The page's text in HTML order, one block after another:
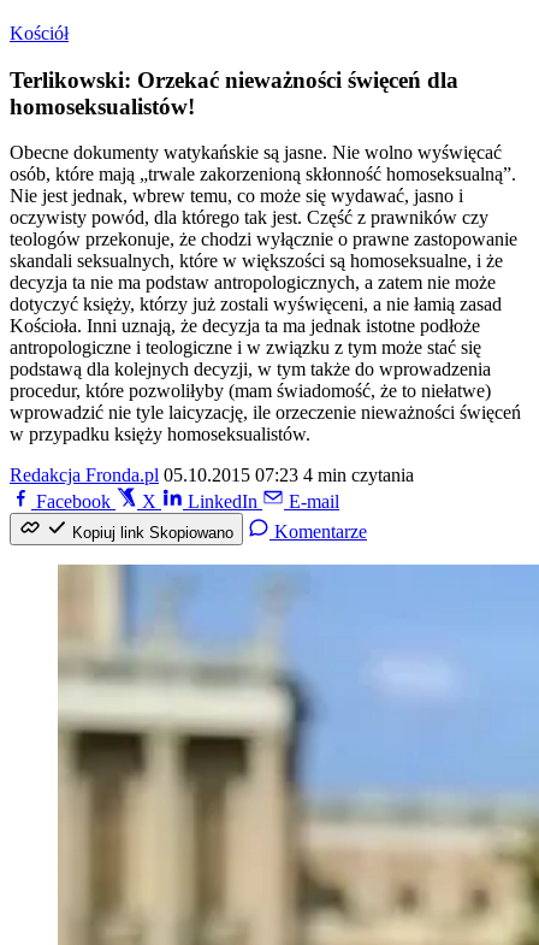
Kościół
Terlikowski: Orzekać nieważności święceń dla
homoseksualistów!
Obecne dokumenty watykańskie są jasne. Nie wolno wyświęcać
osób, które mają „trwale zakorzenioną skłonność homoseksualną”.
Nie jest jednak, wbrew temu, co może się wydawać, jasno i
oczywisty powód, dla którego tak jest. Część z prawników czy
teologów przekonuje, że chodzi wyłącznie o prawne zastopowanie
skandali seksualnych, które w większości są homoseksualne, i że
decyzja ta nie ma podstaw antropologicznych, a zatem nie może
dotyczyć księży, którzy już zostali wyświęceni, a nie łamią zasad
Kościoła. Inni uznają, że decyzja ta ma jednak istotne podłoże
antropologiczne i teologiczne i w związku z tym może stać się
podstawą dla kolejnych decyzji, w tym także do wprowadzenia
procedur, które pozwoliłyby (mam świadomość, że to niełatwe)
wprowadzić nie tyle laicyzację, ile orzeczenie nieważności święceń
w przypadku księży homoseksualistów.
Redakcja Fronda.pl 05.10.2015 07:23 4 min czytania
Facebook
X LinkedIn E-mail
Kopiuj link Skopiowano Komentarze